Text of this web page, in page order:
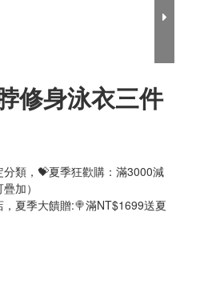
修身泳衣三件
分類，💝夏季狂歡購：滿3000減
加）
，夏季大饋贈:🍭滿NT$1699送夏